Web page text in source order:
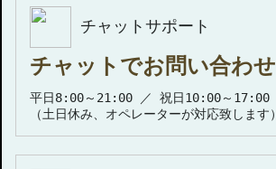
チャットサポート
チャットでお問い合わせ
平日8:00～21:00 ／ 祝日10:00～17:00
（土日休み、オペレーターが対応致します）